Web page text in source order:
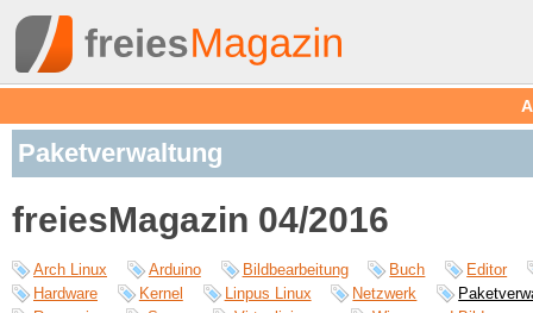
Paketverwaltung
freiesMagazin 04/2016
Arch Linux Arduino Bildbearbeitung Buch
Editor
Hardware
Kernel Linpus Linux Netzwerk